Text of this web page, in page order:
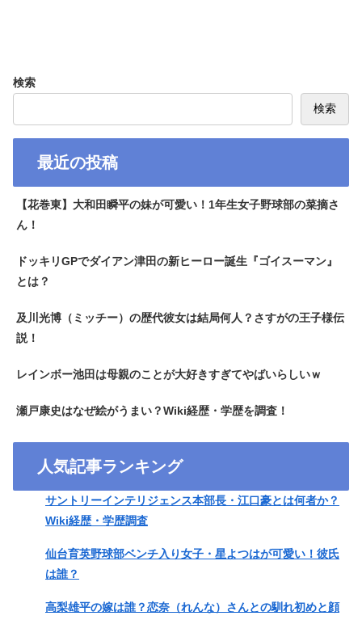
検索
検索
最近の投稿
【花巻東】大和田瞬平の妹が可愛い！1年生女子野球部の菜摘さ
ん！
ドッキリGPでダイアン津田の新ヒーロー誕生『ゴイスーマン』
とは？
及川光博（ミッチー）の歴代彼女は結局何人？さすがの王子様伝
説！
レインボー池田は母親のことが大好きすぎてやばいらしいｗ
瀬戸康史はなぜ絵がうまい？Wiki経歴・学歴を調査！
人気記事ランキング
サントリーインテリジェンス本部長・江口豪とは何者か？
Wiki経歴・学歴調査
仙台育英野球部ベンチ入り女子・星よつはが可愛い！彼氏
は誰？
高梨雄平の嫁は誰？恋奈（れんな）さんとの馴れ初めと顔